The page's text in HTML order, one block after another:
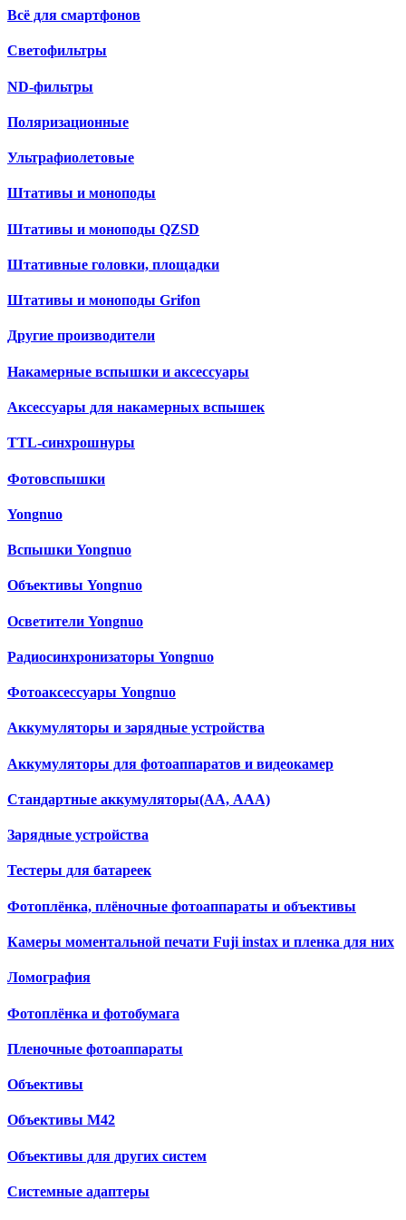
Всё для смартфонов
Светофильтры
ND-фильтры
Поляризационные
Ультрафиолетовые
Штативы и моноподы
Штативы и моноподы QZSD
Штативные головки, площадки
Штативы и моноподы Grifon
Другие производители
Накамерные вспышки и аксессуары
Аксессуары для накамерных вспышек
TTL-синхрошнуры
Фотовспышки
Yongnuo
Вспышки Yongnuo
Объективы Yongnuo
Осветители Yongnuo
Радиосинхронизаторы Yongnuo
Фотоаксессуары Yongnuo
Аккумуляторы и зарядные устройства
Аккумуляторы для фотоаппаратов и видеокамер
Cтандартные аккумуляторы(АА, ААА)
Зарядные устройства
Тестеры для батареек
Фотоплёнка, плёночные фотоаппараты и объективы
Камеры моментальной печати Fuji instax и пленка для них
Ломография
Фотоплёнка и фотобумага
Пленочные фотоаппараты
Объективы
Объективы М42
Объективы для других систем
Cистемные адаптеры